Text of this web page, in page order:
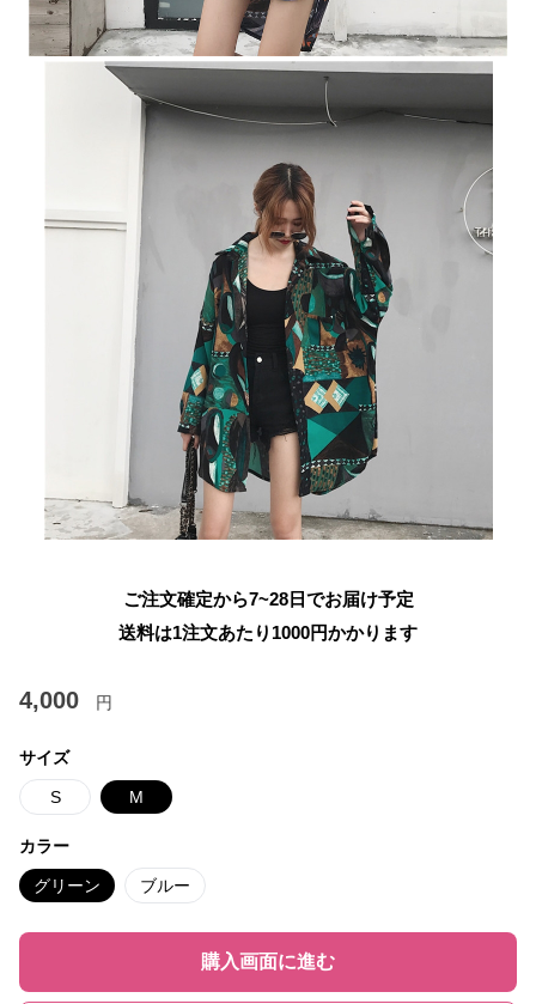
ご注文確定から7~28日でお届け予定
送料は1注文あたり 1000円かかります
4,000 円
サイズ
S M
カラー
グリーン ブルー
購入画面に進む